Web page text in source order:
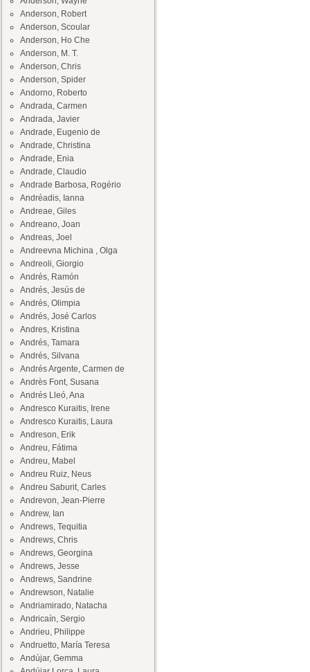
Anderson, Robert
Anderson, Scoular
Anderson, Ho Che
Anderson, M. T.
Anderson, Chris
Anderson, Spider
Andorno, Roberto
Andrada, Carmen
Andrada, Javier
Andrade, Eugenio de
Andrade, Christina
Andrade, Enia
Andrade, Claudio
Andrade Barbosa, Rogério
Andréadis, Ianna
Andreae, Giles
Andreano, Joan
Andreas, Joel
Andreevna Michina , Olga
Andreoli, Giorgio
Andrés, Ramón
Andrés, Jesús de
Andrés, Olimpia
Andrés, José Carlos
Andres, Kristina
Andrés, Tamara
Andrés, Silvana
Andrés Argente, Carmen de
Andrès Font, Susana
Andrés Lleó, Ana
Andresco Kuraitis, Irene
Andresco Kuraitis, Laura
Andreson, Erik
Andreu, Fátima
Andreu, Mabel
Andreu Ruiz, Neus
Andreu Saburit, Carles
Andrevon, Jean-Pierre
Andrew, Ian
Andrews, Tequitia
Andrews, Chris
Andrews, Georgina
Andrews, Jesse
Andrews, Sandrine
Andrewson, Natalie
Andriamirado, Natacha
Andricaín, Sergio
Andrieu, Philippe
Andruetto, María Teresa
Andújar, Gemma